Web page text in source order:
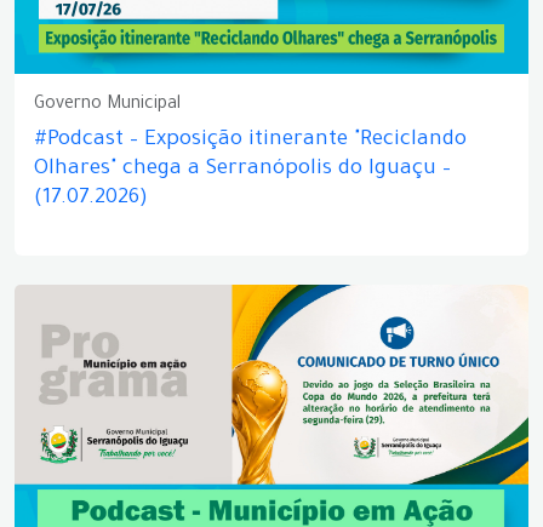
Governo Municipal
#Podcast – Exposição itinerante "Reciclando
Olhares" chega a Serranópolis do Iguaçu –
(17.07.2026)